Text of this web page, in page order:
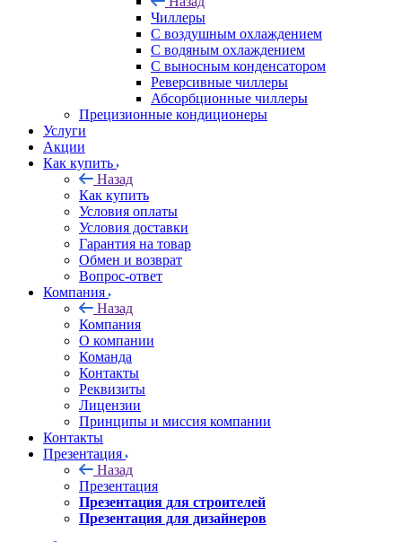
Чиллеры
С воздушным охлаждением
С водяным охлаждением
С выносным конденсатором
Реверсивные чиллеры
Абсорбционные чиллеры
Прецизионные кондиционеры
Услуги
Акции
Как купить
Назад
Как купить
Условия оплаты
Условия доставки
Гарантия на товар
Обмен и возврат
Вопрос-ответ
Компания
Назад
Компания
О компании
Команда
Контакты
Реквизиты
Лицензии
Принципы и миссия компании
Контакты
Презентация
Назад
Презентация
Презентация для строителей
Презентация для дизайнеров